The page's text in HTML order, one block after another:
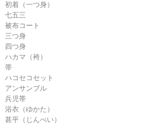
初着（一つ身）
七五三
被布コート
三つ身
四つ身
ハカマ（袴）
帯
ハコセコセット
アンサンブル
兵児帯
浴衣（ゆかた）
甚平（じんべい）